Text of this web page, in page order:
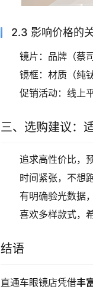
2.3 影响价格的
镜片：品牌（蔡
镜框：材质（纯
促销活动：线上
三、选购建议：
追求高性价比，
时间紧张，不想
有明确验光数据
喜欢多样款式，
结语
直通车眼镜店凭借丰